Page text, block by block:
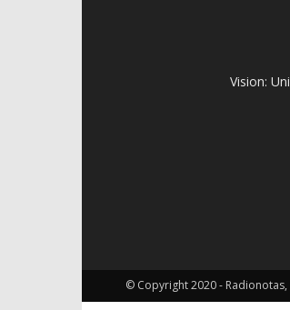
Vision:
© Copyright 2020 - Radionotas,